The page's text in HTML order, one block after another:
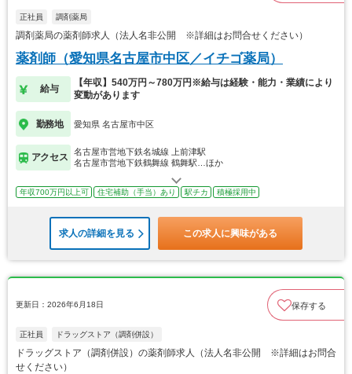
正社員 調剤薬局
調剤薬局の薬剤師求人（法人名非公開 ※詳細はお問合せください）
薬剤師（愛知県名古屋市中区／イチゴ薬局）
給与
【年収】540万円～780万円※給与は経験・能力・業績により
変動があります
勤務地 愛知県 名古屋市中区
アクセス
名古屋市営地下鉄名城線 上前津駅
名古屋市営地下鉄鶴舞線 鶴舞駅…ほか
年収700万円以上可 住宅補助（手当）あり 駅チカ 積極採用中
求人の詳細を見る この求人に興味がある
更新日：2026年6月18日 保存する
正社員 ドラッグストア（調剤併設）
ドラッグストア（調剤併設）の薬剤師求人（法人名非公開 ※詳細はお問合
せください）